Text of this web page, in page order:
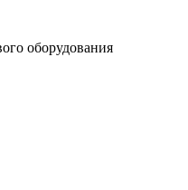
оборудования